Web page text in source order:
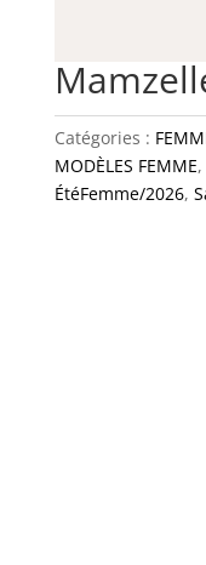
Catégories :
MODÈLES FEMME,
ÉtéFemme/2026,